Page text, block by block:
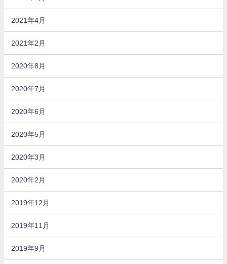
2021年4月
2021年2月
2020年8月
2020年7月
2020年6月
2020年5月
2020年3月
2020年2月
2019年12月
2019年11月
2019年9月